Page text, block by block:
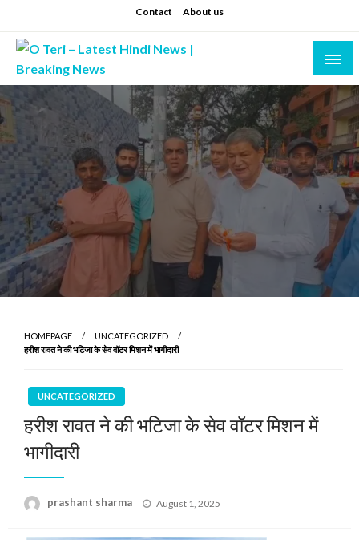
to
content
Contact About us
O Teri – Latest Hindi News | Breaking News
Prashant sharma (shastri)
HOMEPAGE
UNCATEGORIZED
हरीश रावत ने की भटिजा के सेव वॉटर मिशन में भागीदारी
UNCATEGORIZED
हरीश रावत ने की भटिजा के सेव वॉटर मिशन में
भागीदारी
prashant sharma
Posted
August 1, 2025